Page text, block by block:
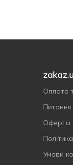
Оплата
Питання
Оферта
Умови